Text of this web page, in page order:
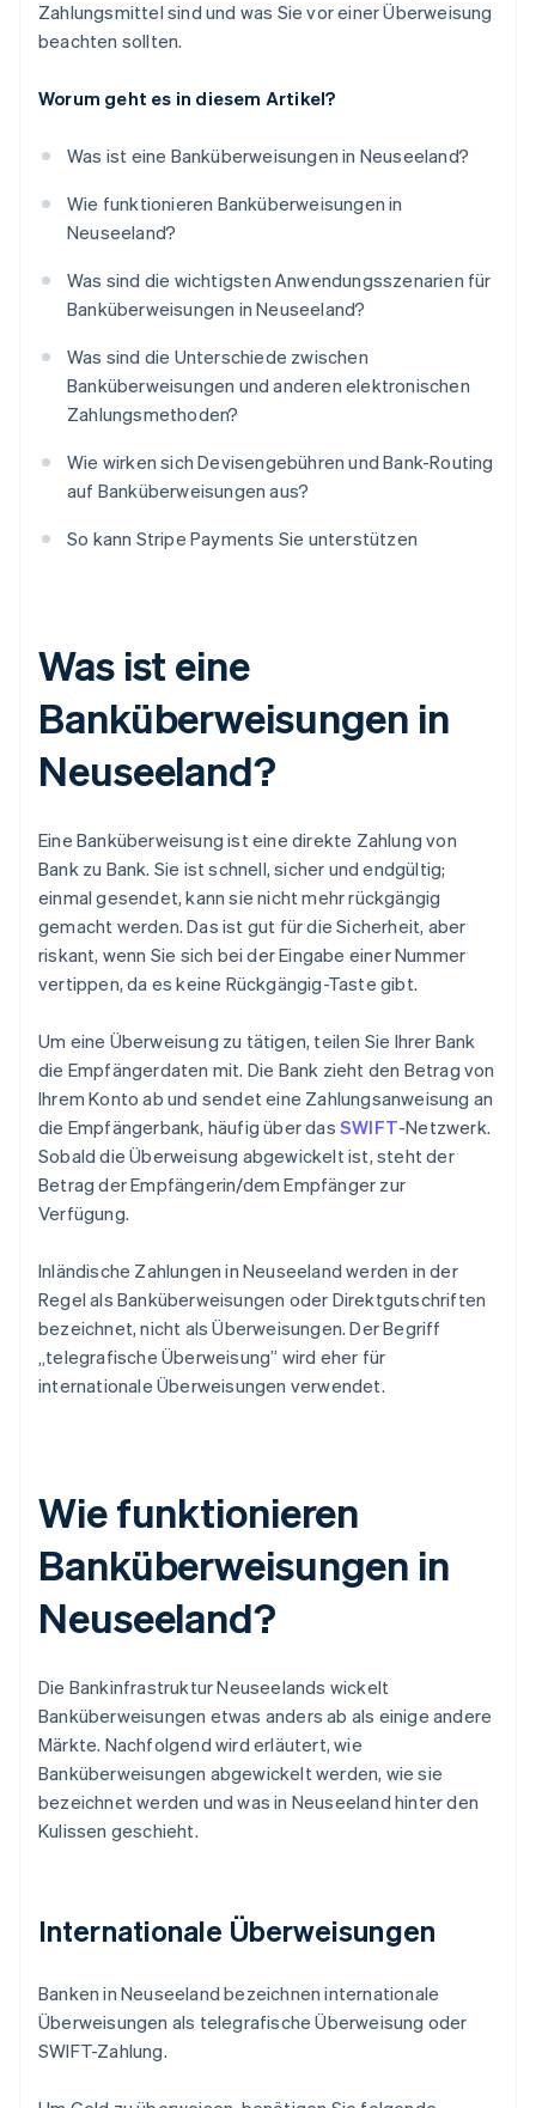
Zahlungsmittel sind und was Sie vor einer Überweisung
beachten sollten.
Worum geht es in diesem Artikel?
Was ist eine Banküberweisungen in Neuseeland?
Wie funktionieren Banküberweisungen in
Neuseeland?
Was sind die wichtigsten Anwendungsszenarien für
Banküberweisungen in Neuseeland?
Was sind die Unterschiede zwischen
Banküberweisungen und anderen elektronischen
Zahlungsmethoden?
Wie wirken sich Devisengebühren und Bank-Routing
auf Banküberweisungen aus?
So kann Stripe Payments Sie unterstützen
Was ist eine
Banküberweisungen in
Neuseeland?
Eine Banküberweisung ist eine direkte Zahlung von
Bank zu Bank. Sie ist schnell, sicher und endgültig;
einmal gesendet, kann sie nicht mehr rückgängig
gemacht werden. Das ist gut für die Sicherheit, aber
riskant, wenn Sie sich bei der Eingabe einer Nummer
vertippen, da es keine Rückgängig-Taste gibt.
Um eine Überweisung zu tätigen, teilen Sie Ihrer Bank
die Empfängerdaten mit. Die Bank zieht den Betrag von
Ihrem Konto ab und sendet eine Zahlungsanweisung an
die Empfängerbank, häufig über das SWIFT-Netzwerk.
Sobald die Überweisung abgewickelt ist, steht der
Betrag der Empfängerin/dem Empfänger zur
Verfügung.
Inländische Zahlungen in Neuseeland werden in der
Regel als Banküberweisungen oder Direktgutschriften
bezeichnet, nicht als Überweisungen. Der Begriff
„telegrafische Überweisung” wird eher für
internationale Überweisungen verwendet.
Wie funktionieren
Banküberweisungen in
Neuseeland?
Die Bankinfrastruktur Neuseelands wickelt
Banküberweisungen etwas anders ab als einige andere
Märkte. Nachfolgend wird erläutert, wie
Banküberweisungen abgewickelt werden, wie sie
bezeichnet werden und was in Neuseeland hinter den
Kulissen geschieht.
Internationale Überweisungen
Banken in Neuseeland bezeichnen internationale
Überweisungen als telegrafische Überweisung oder
SWIFT-Zahlung.